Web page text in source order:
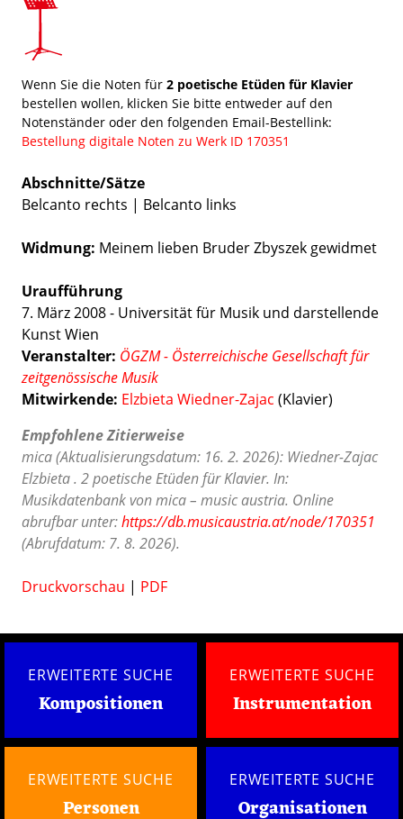
Wenn Sie die Noten für 2 poetische Etüden für Klavier
bestellen wollen, klicken Sie bitte entweder auf den
Notenständer oder den folgenden Email-Bestellink:
Bestellung digitale Noten zu Werk ID 170351
Abschnitte/Sätze
Belcanto rechts | Belcanto links
Widmung: Meinem lieben Bruder Zbyszek gewidmet
Uraufführung
7. März 2008 - Universität für Musik und darstellende
Kunst Wien
Veranstalter: ÖGZM - Österreichische Gesellschaft für
zeitgenössische Musik
Mitwirkende: Elzbieta Wiedner-Zajac (Klavier)
Empfohlene Zitierweise
mica (Aktualisierungsdatum: 16. 2. 2026): Wiedner-Zajac
Elzbieta . 2 poetische Etüden für Klavier. In:
Musikdatenbank von mica – music austria. Online
abrufbar unter:https://db.musicaustria.at/node/170351
(Abrufdatum: 7. 8. 2026).
Druckvorschau | PDF
ERWEITERTE SUCHE
Kompositionen
ERWEITERTE SUCHE
Instrumentation
ERWEITERTE SUCHE
Personen
ERWEITERTE SUCHE
Organisationen